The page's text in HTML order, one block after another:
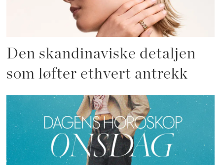
Den skandinaviske detaljen
som løfter ethvert antrekk